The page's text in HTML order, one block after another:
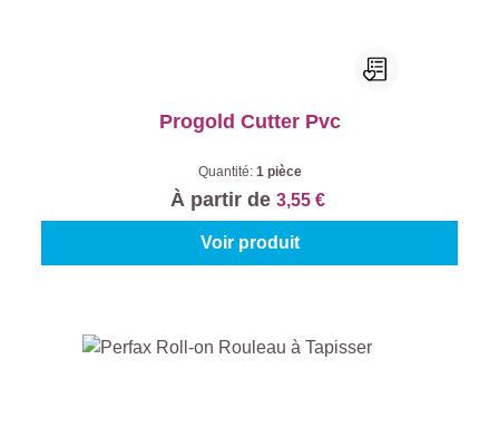
Progold Cutter Pvc
Quantité: 1 pièce
À partir de 3,55 €
Voir produit